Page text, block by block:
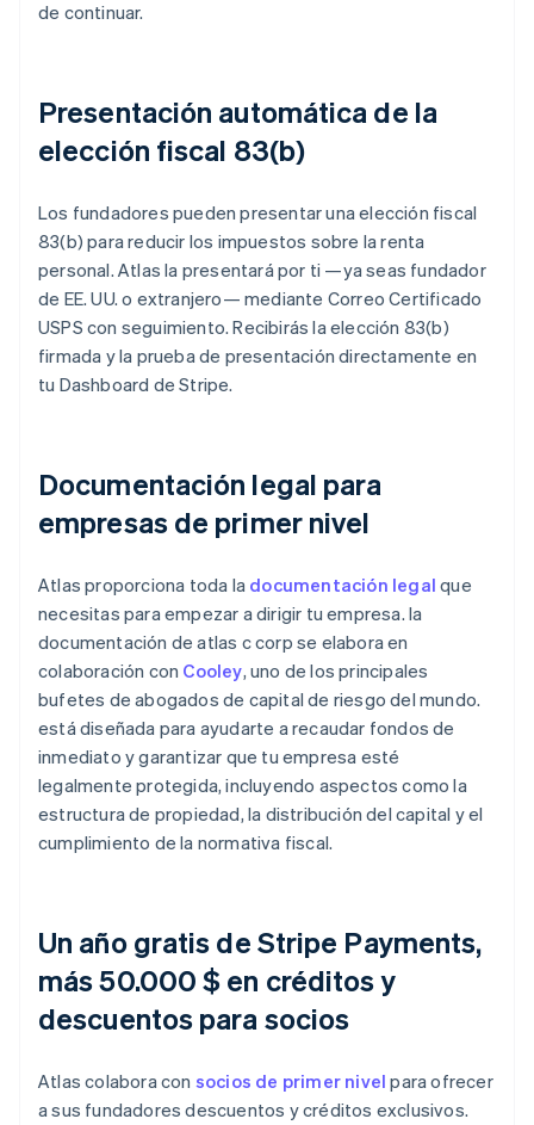
de continuar.
Presentación automática de la
elección fiscal 83(b)
Los fundadores pueden presentar una elección fiscal
83(b) para reducir los impuestos sobre la renta
personal. Atlas la presentará por ti —ya seas fundador
de EE. UU. o extranjero— mediante Correo Certificado
USPS con seguimiento. Recibirás la elección 83(b)
firmada y la prueba de presentación directamente en
tu Dashboard de Stripe.
Documentación legal para
empresas de primer nivel
Atlas proporciona toda la documentación legal que
necesitas para empezar a dirigir tu empresa. la
documentación de atlas c corp se elabora en
colaboración con Cooley, uno de los principales
bufetes de abogados de capital de riesgo del mundo.
está diseñada para ayudarte a recaudar fondos de
inmediato y garantizar que tu empresa esté
legalmente protegida, incluyendo aspectos como la
estructura de propiedad, la distribución del capital y el
cumplimiento de la normativa fiscal.
Un año gratis de Stripe Payments,
más 50.000 $ en créditos y
descuentos para socios
Atlas colabora con socios de primer nivel para ofrecer
a sus fundadores descuentos y créditos exclusivos.